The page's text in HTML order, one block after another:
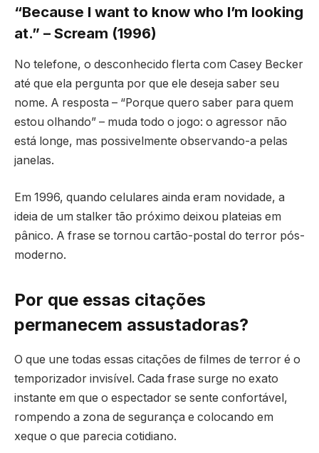
“Because I want to know who I’m looking
at.” – Scream (1996)
No telefone, o desconhecido flerta com Casey Becker
até que ela pergunta por que ele deseja saber seu
nome. A resposta – “Porque quero saber para quem
estou olhando” – muda todo o jogo: o agressor não
está longe, mas possivelmente observando-a pelas
janelas.
Em 1996, quando celulares ainda eram novidade, a
ideia de um stalker tão próximo deixou plateias em
pânico. A frase se tornou cartão-postal do terror pós-
moderno.
Por que essas citações
permanecem assustadoras?
O que une todas essas citações de filmes de terror é o
temporizador invisível. Cada frase surge no exato
instante em que o espectador se sente confortável,
rompendo a zona de segurança e colocando em
xeque o que parecia cotidiano.